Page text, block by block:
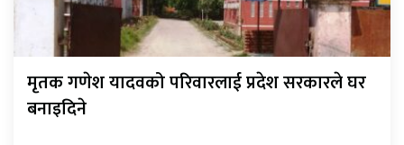
मृतक गणेश यादवको परिवारलाई प्रदेश सरकारले घर
बनाइदिने